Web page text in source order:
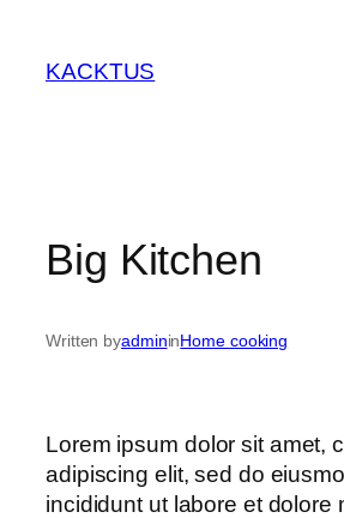
KACKTUS
Big Kitchen
Written byadmininHome cooking
Lorem ipsum dolor sit amet,
adipiscing elit, sed do
incididunt ut labore et dolore